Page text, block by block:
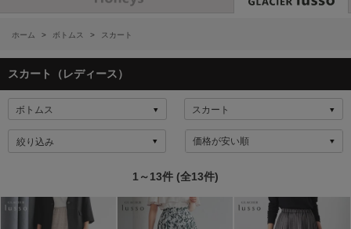
ホーム > ボトムス > スカート
スカート（レディース）
絞り込み
1～13件 (全13件)